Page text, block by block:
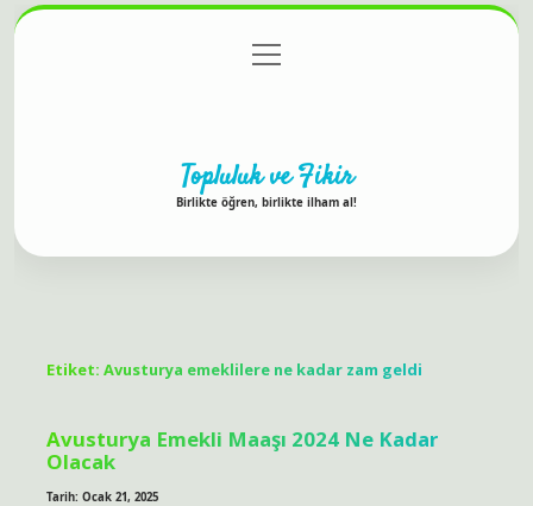
Gizlilik Politikası
menüyü
aç
Topluluk ve Fikir
Birlikte öğren, birlikte ilham al!
Etiket: Avusturya emeklilere ne kadar zam geldi
Avusturya Emekli Maaşı 2024 Ne Kadar
Olacak
Tarih: Ocak 21, 2025